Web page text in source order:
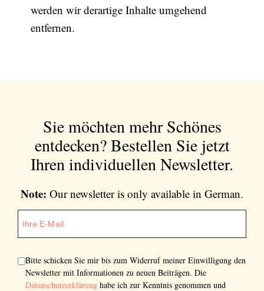
werden wir derartige Inhalte umgehend
entfernen.
Sie möchten mehr Schönes
entdecken?Bestellen Sie jetzt
Ihren individuellen Newsletter.
Note: Our newsletter is only available in German.
Bitte schicken Sie mir bis zum Widerruf meiner Einwilligung den
Newsletter mit Informationen zu neuen Beiträgen. Die
Datenschutzerklärung habe ich zur Kenntnis genommen und